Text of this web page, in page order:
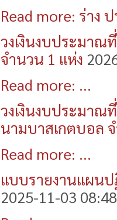
Read more: ร่าง
วงเงินงบประมาณ
จำนวน 1 แห่ง
Read more: ...
วงเงินงบประมาณ
นามบาสเกตบอล
Read more: ...
แบบรายงานแผน
2025-11-03